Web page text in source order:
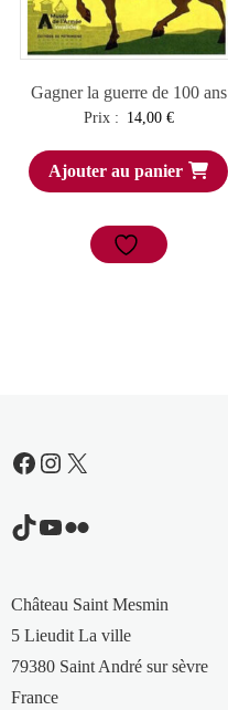
Gagner la guerre de 100 ans
Prix : 14,00 €
Ajouter au panier
Facebook
Instagram
X
TikTok
YouTube
Flickr
Château Saint Mesmin
5 Lieudit La ville
79380 Saint André sur sèvre
France